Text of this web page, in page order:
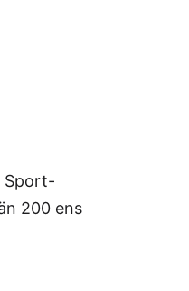
Sport-
200 ens